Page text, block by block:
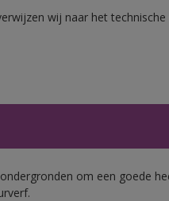
wij naar het
om een goede